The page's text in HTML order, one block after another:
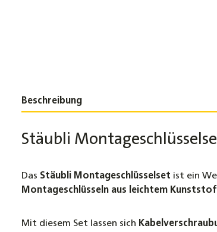
Beschreibung
Stäubli
Das Stäubli Montageschlüsselset ist ein
Montageschlüsseln aus leichtem
Mit diesem Set lassen sich